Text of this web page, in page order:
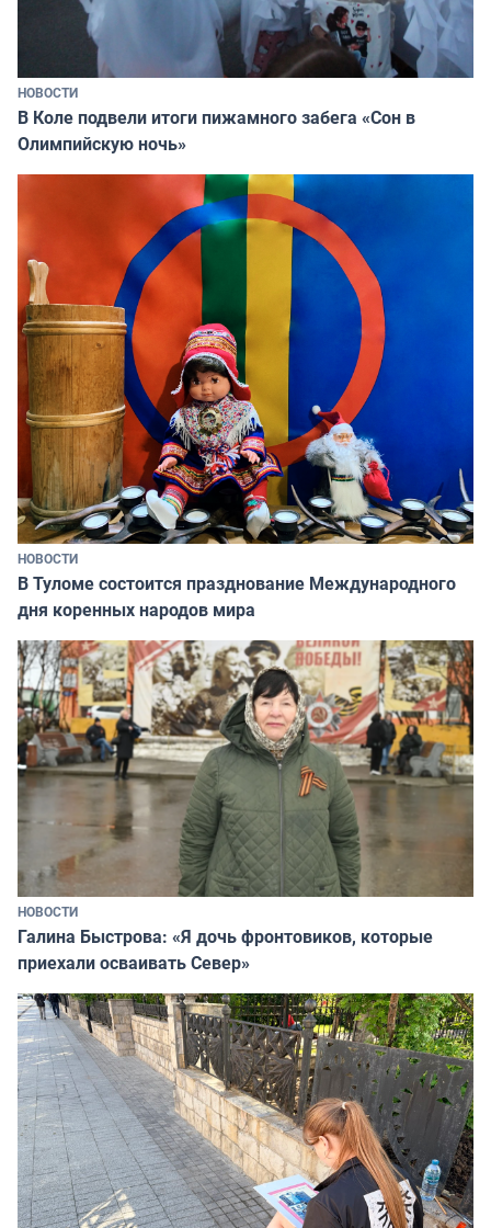
НОВОСТИ
В Коле подвели итоги пижамного забега «Сон в
Олимпийскую ночь»
НОВОСТИ
В Туломе состоится празднование Международного
дня коренных народов мира
НОВОСТИ
Галина Быстрова: «Я дочь фронтовиков, которые
приехали осваивать Север»